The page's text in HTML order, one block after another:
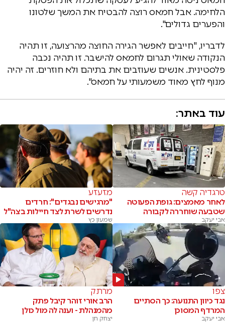
הלחימה. אבל חמאס רוצה להבטיח את המשך שלטונו
והפערים גדולים".
לדבריו, "חייבים לאפשר הגירה החוצה מהרצועה, זו תהיה
הנקודה שאולי תגרום לחמאס להישבר. זו תהיה נכבה
פלסטינית. אנשים שעוזבים את בתיהם ולא חוזרים. זה יהיה
מנוף לחץ מאוד משמעותי על חמאס".
עוד באתר:
טרגדיה קשה
לאחר מאמצים: גופת הפעוטה
שטבעה שוחררה לקבורה
אבי יעקב
מזעזע
"מרגישים נבגדים": חרדים
נדרשים לשרת לצד חיילות בצה"ל
שמעון כץ
צפו
נגד כיוון התנועה: כך הסתיים
המרדף המסוכן
אבי יעקב
מרתק
הרב אורי זוהר קיבל פתק
מהמנהלת - וענה לה מול כולן
יצחק חן